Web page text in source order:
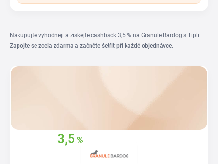
Nakupujte výhodněji a získejte cashback 3,5 % na Granule Bardog s Tipli!
Zapojte se zcela zdarma a začněte šetřit při každé objednávce.
3,5 %